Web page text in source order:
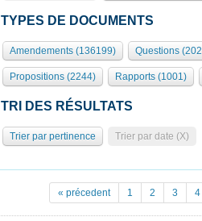
TYPES DE DOCUMENTS
Amendements (136199) Questions
Propositions (2244) Rapports (1001)
TRI DES RÉSULTATS
Trier par pertinence Trier par date (X)
« précedent 1 2 3 4